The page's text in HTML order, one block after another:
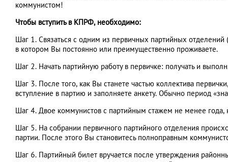
коммунистом!
Чтобы вступить в КПРФ, необходимо:
Шаг 1. Связаться с одним из первичных партийных
в котором Вы постоянно или преимущественно проживаете.
Шаг 2. Начать партийную работу в первичке: получать и
Шаг 3. После того, как Вы станете частью коллектива
вступление в партию и заполняете анкету. Обычно период
Шаг 4. Двое коммунистов с партийным стажем не менее
Шаг 5. На собрании первичного партийного отделения
партии. После этого Вы становитесь полноправным
Шаг 6. Партийный билет вручается после утверждения